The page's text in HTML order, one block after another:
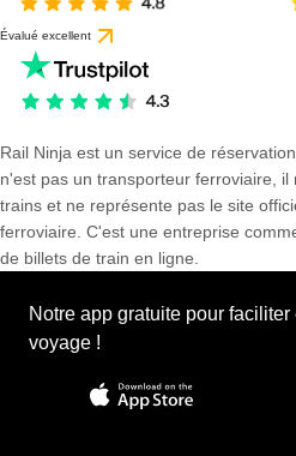
Évalué excellent
Rail Ninja est un service de
n'est pas un transporteur ferroviaire, il
trains et ne représente pas le site
ferroviaire. C'est une entreprise
de billets de train en ligne.
Notre app gratuite pour
voyage !